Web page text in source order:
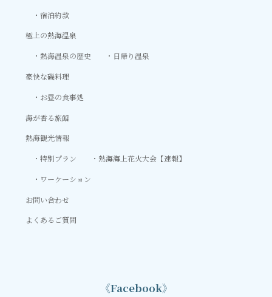
宿泊約款
極上の熱海温泉
熱海温泉の歴史
日帰り温泉
豪快な磯料理
お昼の食事処
海が香る旅館
熱海観光情報
特別プラン
熱海海上花火大会【速報】
ワーケーション
お問い合わせ
よくあるご質問
《Facebook》